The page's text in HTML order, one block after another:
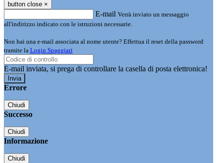
button close ×
E-mail Verrà inviato un messaggio
all'indirizzo indicato con le istruzioni necessarie.
Non hai una e-mail associata al nome utente? Effettua il reset della password
tramite la Login Spaggiari
E-mail inviata, si prega di controllare la casella di posta elettronica!
Errore
Chiudi
Successo
Chiudi
Informazione
Chiudi